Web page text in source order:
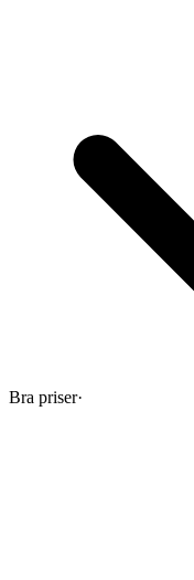
Bra priser·